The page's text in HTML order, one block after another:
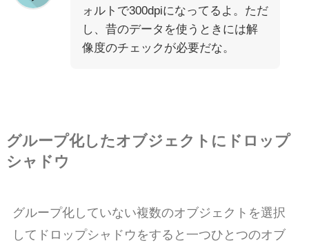
ォルトで300dpiになってるよ。ただ
し、昔のデータを使うときには解
像度のチェックが必要だな。
グループ化したオブジェクトにドロップ
シャドウ
グループ化していない複数のオブジェクトを選択
してドロップシャドウをすると一つひとつのオブ